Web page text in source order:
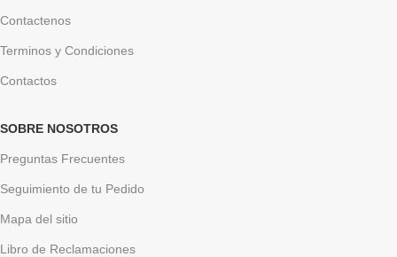
Contactenos
Terminos y Condiciones
Contactos
SOBRE NOSOTROS
Preguntas Frecuentes
Seguimiento de tu Pedido
Mapa del sitio
Libro de Reclamaciones